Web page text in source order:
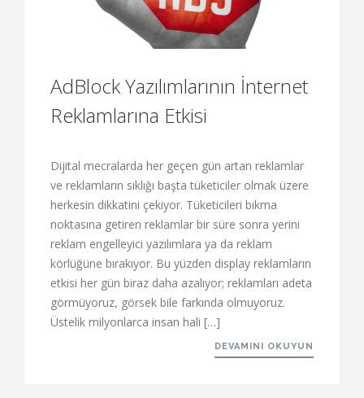
AdBlock Yazılımlarının İnternet
Reklamlarına Etkisi
Dijital mecralarda her geçen gün artan reklamlar
ve reklamların sıklığı başta tüketiciler olmak üzere
herkesin dikkatini çekiyor. Tüketicileri bıkma
noktasına getiren reklamlar bir süre sonra yerini
reklam engelleyici yazılımlara ya da reklam
körlüğüne bırakıyor. Bu yüzden display reklamların
etkisi her gün biraz daha azalıyor; reklamları adeta
görmüyoruz, görsek bile farkında olmuyoruz.
Üstelik milyonlarca insan hali […]
DEVAMINI OKUYUN